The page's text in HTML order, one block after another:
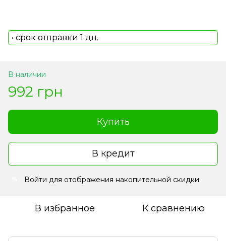
• срок отправки 1 дн.
В наличии
992 грн
Купить
В кредит
Войти для отображения накопительной скидки
В избранное К сравнению